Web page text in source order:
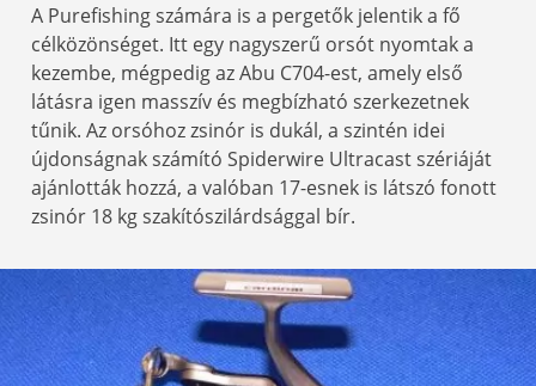
A Purefishing számára is a pergetők jelentik a fő
célközönséget. Itt egy nagyszerű orsót nyomtak a
kezembe, mégpedig az Abu C704-est, amely első
látásra igen masszív és megbízható szerkezetnek
tűnik. Az orsóhoz zsinór is dukál, a szintén idei
újdonságnak számító Spiderwire Ultracast szériáját
ajánlották hozzá, a valóban 17-esnek is látszó fonott
zsinór 18 kg szakítószilárdsággal bír.